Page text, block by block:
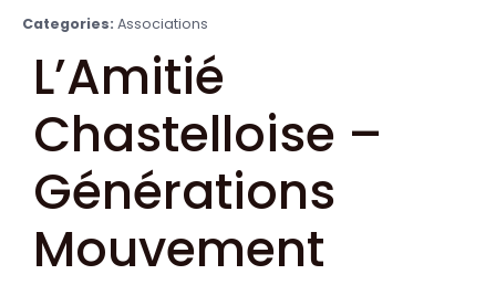
Categories: Associations
L’Amitié
Chastelloise –
Générations
Mouvement